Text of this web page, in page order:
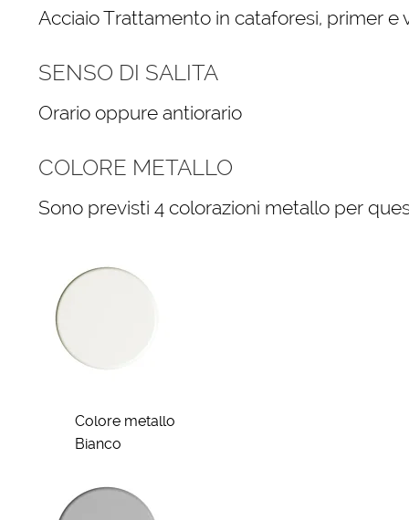
Acciaio Trattamento in cataforesi, primer
SENSO DI SALITA
Orario oppure antiorario
COLORE METALLO
Sono previsti 4 colorazioni metallo per
Colore metallo
Bianco